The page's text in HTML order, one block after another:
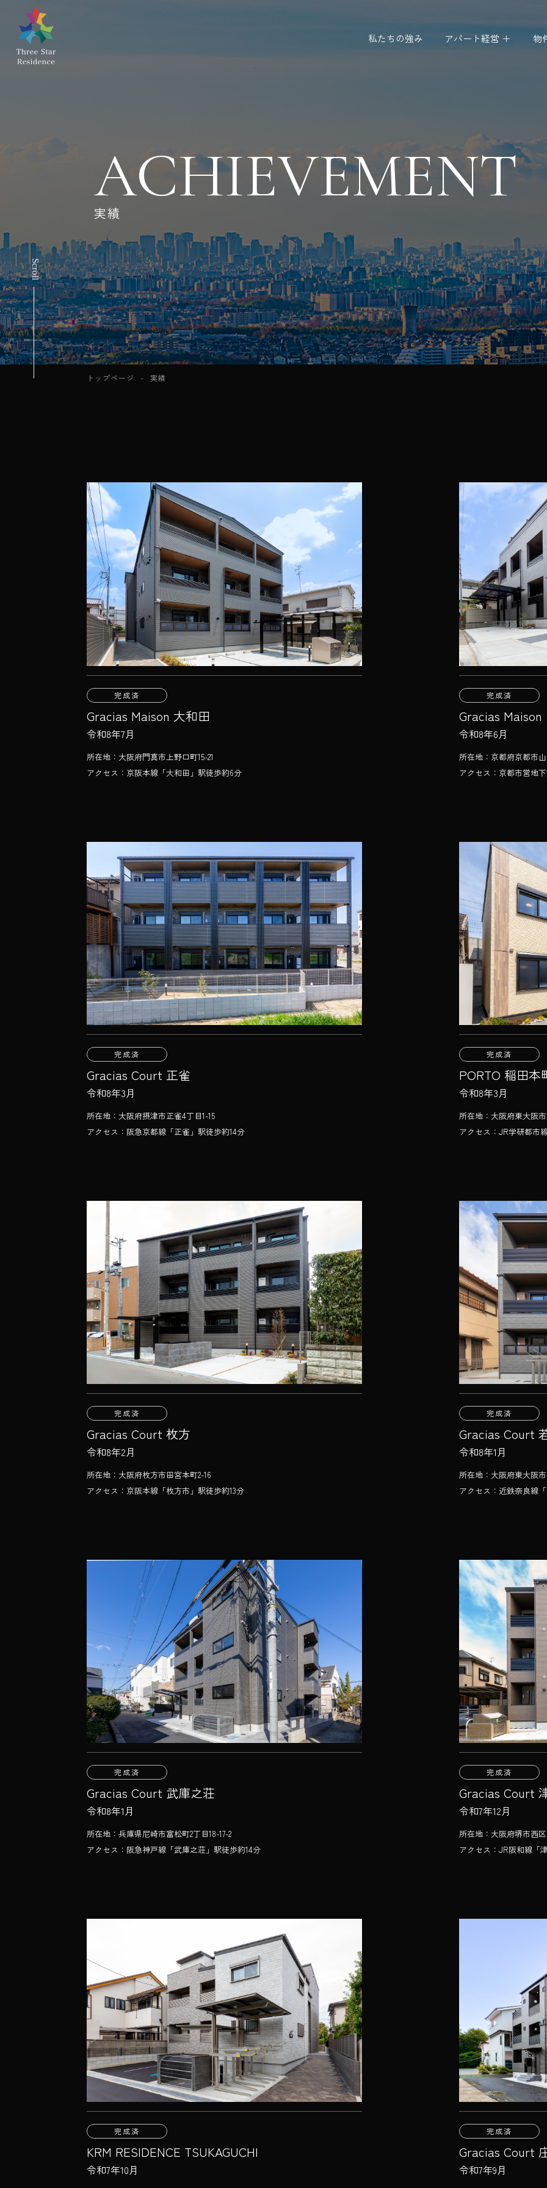
私たちの強み アパート経営 ＋ 物
ACHIEVEMENT
実績
Scroll
トップページ 実績
完成済
Gracias Maison 大和田
令和8年7月
所在地：大阪府門真市上野口町15-21
アクセス：京阪本線「大和田」駅徒歩約6分
完成済
Gracias Maison
令和8年6月
所在地：京都府京都市
アクセス：京都市営地
完成済
Gracias Court 正雀
令和8年3月
所在地：大阪府摂津市正雀4丁目1-15
アクセス：阪急京都線「正雀」駅徒歩約14分
完成済
PORTO 稲田本
令和8年3月
所在地：大阪府東大阪
アクセス：JR学研都市
完成済
Gracias Court 枚方
令和8年2月
所在地：大阪府枚方市田宮本町2-16
アクセス：京阪本線「枚方市」駅徒歩約13分
完成済
Gracias Court
令和8年1月
所在地：大阪府東大阪
アクセス：近鉄奈良線
完成済
Gracias Court 武庫之荘
令和8年1月
所在地：兵庫県尼崎市富松町2丁目18-17-2
アクセス：阪急神戸線「武庫之荘」駅徒歩約14分
完成済
Gracias Court
令和7年12月
所在地：大阪府堺市西区
アクセス：JR阪和線「
完成済
KRM RESIDENCE TSUKAGUCHI
令和7年10月
完成済
Gracias Court
令和7年9月